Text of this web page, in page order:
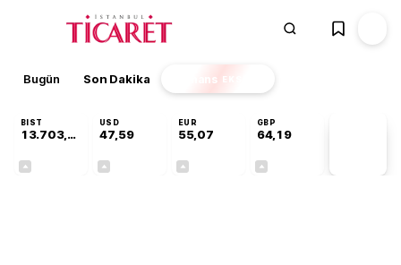
Bugün Son Dakika Finans EKSTRA
BIST
13.703,13
USD
47,59
EUR
55,07
GBP
64,19